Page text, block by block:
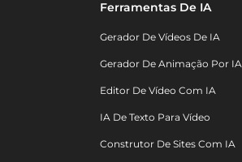
Ferramentas De IA
Gerador De Vídeos De IA
Gerador De Animação Por IA
Editor De Vídeo Com IA
IA De Texto Para Vídeo
Construtor De Sites Com IA